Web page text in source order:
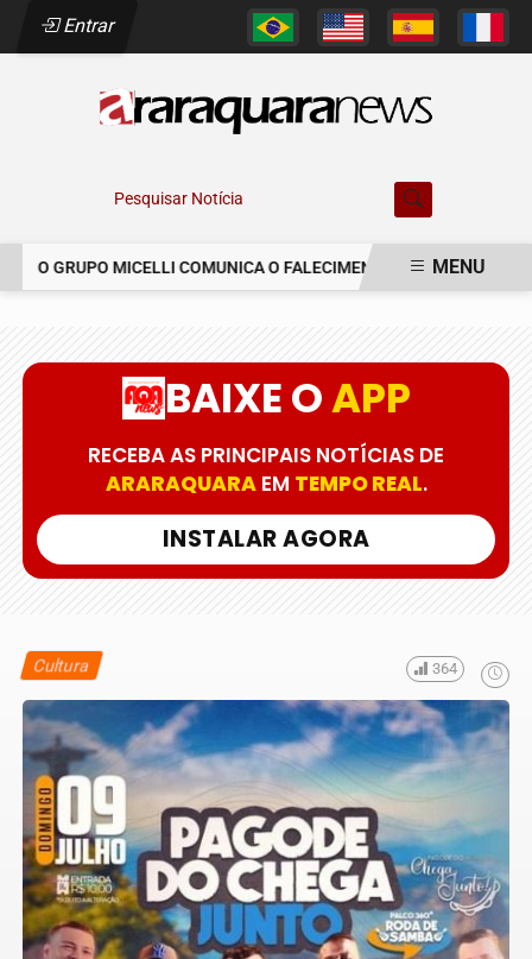
Entrar
Pesquisar Notícia
O GRUPO MICELLI COMUNICA O FALECIMENTO DO SR. MARCELO
MENU
BAIXE OAPP
RECEBA AS PRINCIPAIS NOTÍCIAS DE
ARARAQUARAEM TEMPO REAL.
INSTALAR AGORA
Cultura 364